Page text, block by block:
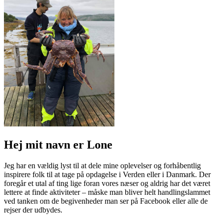
Hej mit navn er Lone
Jeg har en vældig lyst til at dele mine oplevelser og forhåbentlig
inspirere folk til at tage på opdagelse i Verden eller i Danmark. Der
foregår et utal af ting lige foran vores næser og aldrig har det været
lettere at finde aktiviteter – måske man bliver helt handlingslammet
ved tanken om de begivenheder man ser på Facebook eller alle de
rejser der udbydes.